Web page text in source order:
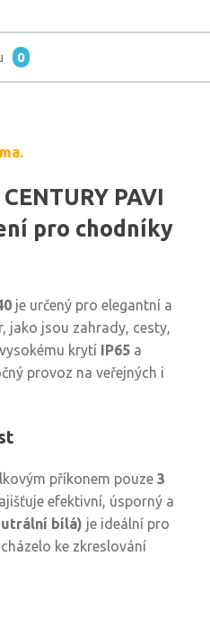
0
PAVI
pro chodníky
je určený pro elegantní a
jako jsou zahrady, cesty,
krytí
IP65 a
provoz na veřejných i
příkonem pouze 3
efektivní, úsporný a
bílá) je ideální pro
ke zkreslování